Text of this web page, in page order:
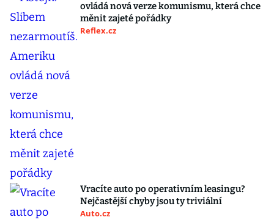
ovládá nová verze komunismu, která chce
měnit zajeté pořádky
Reflex.cz
Vracíte auto po operativním leasingu?
Nejčastější chyby jsou ty triviální
Auto.cz